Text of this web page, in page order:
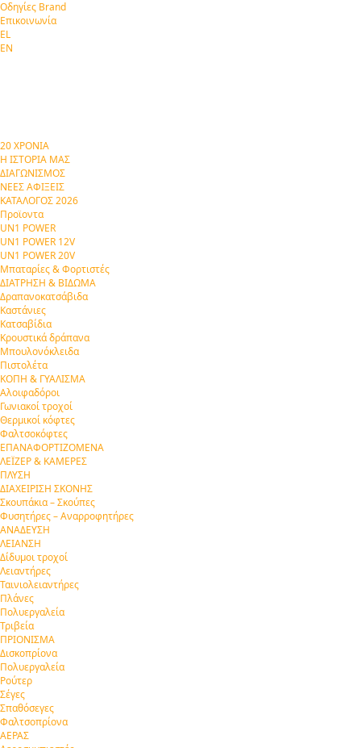
Οδηγίες Brand
Επικοινωνία
EL
EN
20 ΧΡΟΝΙΑ
Η ΙΣΤΟΡΙΑ ΜΑΣ
ΔΙΑΓΩΝΙΣΜΟΣ
ΝΕΕΣ ΑΦΙΞΕΙΣ
ΚΑΤΑΛΟΓΟΣ 2026
Προϊοντα
UN1 POWER
UN1 POWER 12V
UN1 POWER 20V
Μπαταρίες & Φορτιστές
ΔΙΑΤΡΗΣΗ & ΒΙΔΩΜΑ
Δραπανοκατσάβιδα
Καστάνιες
Κατσαβίδια
Κρουστικά δράπανα
Μπουλονόκλειδα
Πιστολέτα
ΚΟΠΗ & ΓΥΑΛΙΣΜΑ
Αλοιφαδόροι
Γωνιακοί τροχοί
Θερμικοί κόφτες
Φαλτσοκόφτες
ΕΠΑΝΑΦΟΡΤΙΖΟΜΕΝΑ
ΛΕΪΖΕΡ & ΚΑΜΕΡΕΣ
ΠΛΥΣΗ
ΔΙΑΧΕΙΡΙΣΗ ΣΚΟΝΗΣ
Σκουπάκια – Σκούπες
Φυσητήρες – Αναρροφητήρες
ΑΝΑΔΕΥΣΗ
ΛΕΙΑΝΣΗ
Δίδυμοι τροχοί
Λειαντήρες
Ταινιολειαντήρες
Πλάνες
Πολυεργαλεία
Τριβεία
ΠΡΙΟΝΙΣΜΑ
Δισκοπρίονα
Πολυεργαλεία
Ρούτερ
Σέγες
Σπαθόσεγες
Φαλτσοπρίονα
ΑΕΡΑΣ